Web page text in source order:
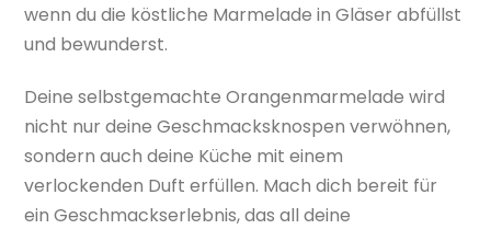
wenn du die köstliche Marmelade in Gläser abfüllst
und bewunderst.
Deine selbstgemachte Orangenmarmelade wird
nicht nur deine Geschmacksknospen verwöhnen,
sondern auch deine Küche mit einem
verlockenden Duft erfüllen. Mach dich bereit für
ein Geschmackserlebnis, das all deine